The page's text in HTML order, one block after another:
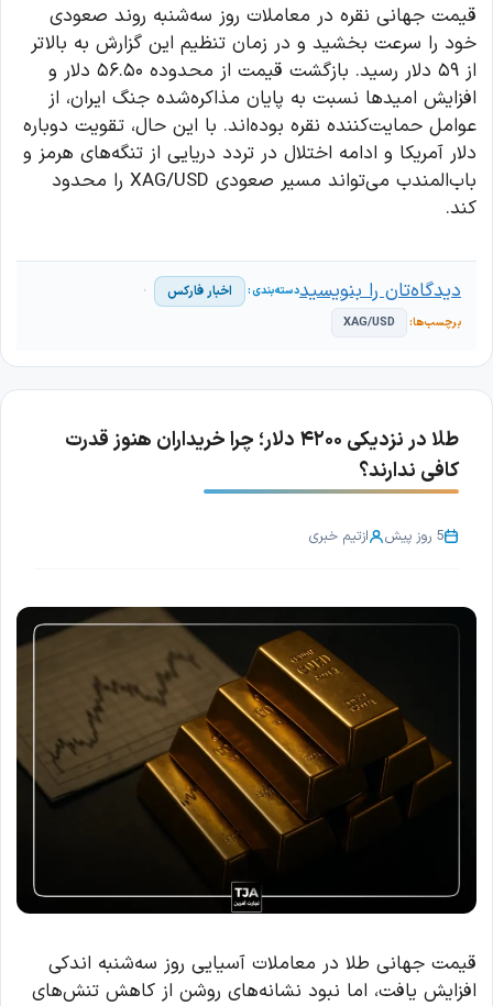
قیمت جهانی نقره در معاملات روز سه‌شنبه روند صعودی
خود را سرعت بخشید و در زمان تنظیم این گزارش به بالاتر
از ۵۹ دلار رسید. بازگشت قیمت از محدوده ۵۶.۵۰ دلار و
افزایش امیدها نسبت به پایان مذاکره‌شده جنگ ایران، از
عوامل حمایت‌کننده نقره بوده‌اند. با این حال، تقویت دوباره
دلار آمریکا و ادامه اختلال در تردد دریایی از تنگه‌های هرمز و
باب‌المندب می‌تواند مسیر صعودی XAG/USD را محدود
کند.
اخبار فارکس
XAG/USD
دیدگاه‌تان را بنویسید
طلا در نزدیکی ۴۲۰۰ دلار؛ چرا خریداران هنوز قدرت
کافی ندارند؟
5 روز پیش ازتیم خبری
قیمت جهانی طلا در معاملات آسیایی روز سه‌شنبه اندکی
افزایش یافت، اما نبود نشانه‌های روشن از کاهش تنش‌های